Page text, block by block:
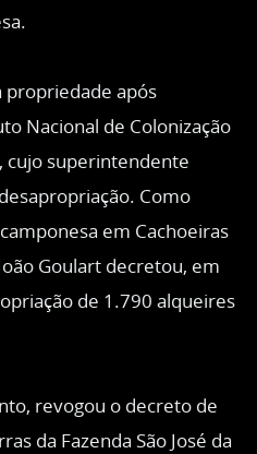
propriedade após
Nacional de Colonização
cujo superintendente
Como
em Cachoeiras
Goulart decretou, em
de 1.790 alqueires
revogou o decreto de
da Fazenda São José da